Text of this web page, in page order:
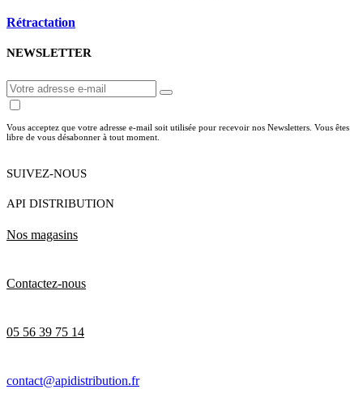
Rétractation
NEWSLETTER
Vous acceptez que votre adresse e-mail soit utilisée pour recevoir nos Newsletters. Vous êtes
libre de vous désabonner à tout moment.
SUIVEZ-NOUS
API DISTRIBUTION
Nos magasins
Contactez-nous
05 56 39 75 14
contact@apidistribution.fr